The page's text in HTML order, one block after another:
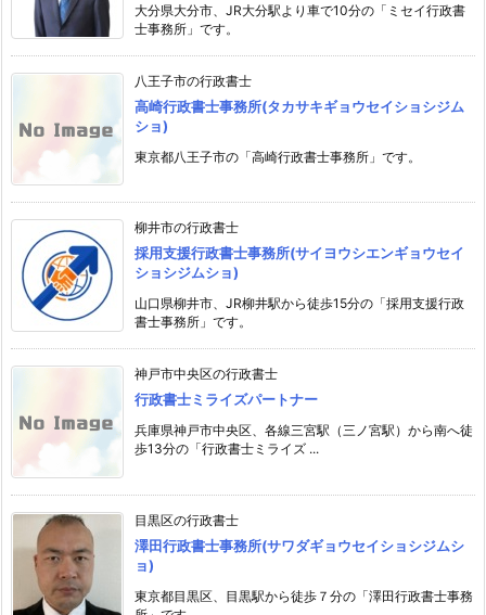
大分県大分市、JR大分駅より車で10分の「ミセイ行政書
士事務所」です。
八王子市の行政書士
高崎行政書士事務所(タカサキギョウセイショシジム
ショ)
東京都八王子市の「高崎行政書士事務所」です。
柳井市の行政書士
採用支援行政書士事務所(サイヨウシエンギョウセイ
ショシジムショ)
山口県柳井市、JR柳井駅から徒歩15分の「採用支援行政
書士事務所」です。
神戸市中央区の行政書士
行政書士ミライズパートナー
兵庫県神戸市中央区、各線三宮駅（三ノ宮駅）から南へ徒
歩13分の「行政書士ミライズ ...
目黒区の行政書士
澤田行政書士事務所(サワダギョウセイショシジムシ
ョ)
東京都目黒区、目黒駅から徒歩７分の「澤田行政書士事務